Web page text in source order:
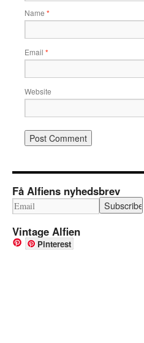
Name *
Email *
Website
Få Alfiens nyhedsbrev
Vintage Alfien
Pinterest